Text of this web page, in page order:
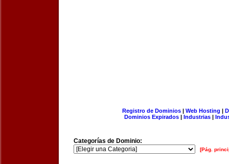
Registro de Dominios| Web Hosting |
Dominios Expirados | Industrias |
Categorías de Dominio:
[Pág.